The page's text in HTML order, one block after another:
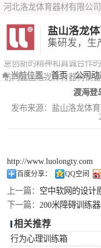
河北洛龙体育器材有限公
*训练器材、400米障碍器
练器材，咨询攀岩墙价格
意创新的精神和真诚合作
访问盐山洛龙体育器材销
盐山洛龙
当前位置：首页›公司动
渡海登
发布来源：盐山洛龙体
http://www.luolongty.com
百度分享： QQ空间
上一篇： 空中软网的设计
下一篇： 200米障碍训练
相关推荐
行为心理训练箱
200米障碍器材
心理行为训练器
警犬训练器材
军用单双杠
400米障碍器材